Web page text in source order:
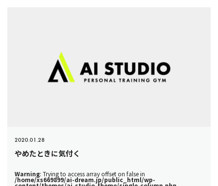
2020.01.28
やめたときに気付く
Warning: Trying to access array offset on false in
/home/xs669899/ai-dream.jp/public_html/wp-